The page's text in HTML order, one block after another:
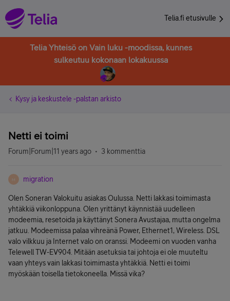
Telia.fi etusivulle
Telia Yhteisö on Vain luku -moodissa, kunnes
sulkeutuu kokonaan lokakuussa
Kysy ja keskustele -palstan arkisto
Netti ei toimi
Forum|Forum|11 years ago 3 kommenttia
M migration
Olen Soneran Valokuitu asiakas Oulussa. Netti lakkasi toimimasta
yhtäkkiä viikonloppuna. Olen yrittänyt käynnistää uudelleen
modeemia, resetoida ja käyttänyt Sonera Avustajaa, mutta ongelma
jatkuu. Modeemissa palaa vihreänä Power, Ethernet1, Wireless. DSL
valo vilkkuu ja Internet valo on oranssi. Modeemi on vuoden vanha
Telewell TW-EV904. Mitään asetuksia tai johtoja ei ole muuteltu
vaan yhteys vain lakkasi toimimasta yhtäkkiä. Netti ei toimi
myöskään toisella tietokoneella. Missä vika?